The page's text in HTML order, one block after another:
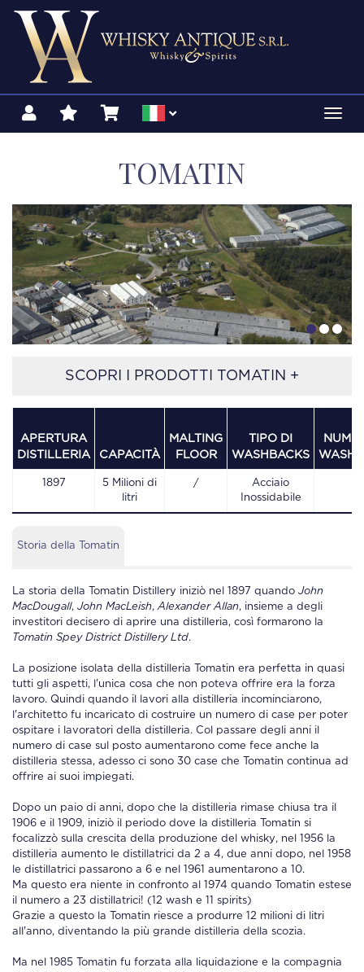
TOMATIN
SCOPRI I PRODOTTI TOMATIN +
APERTURA
DISTILLERIA
CAPACITÀ
MALTING
FLOOR
TIPO DI
WASHBACKS
1897
5 Milioni di
litri
/
Acciaio
Inossidabile
Storia della Tomatin
La storia della Tomatin Distillery iniziò nel 1897 quando John
MacDougall, John MacLeish, Alexander Allan, insieme a degli
investitori decisero di aprire una distilleria, così formarono la
Tomatin Spey District Distillery Ltd.
La posizione isolata della distilleria Tomatin era perfetta in quasi
tutti gli aspetti, l'unica cosa che non poteva offrire era la forza
lavoro. Quindi quando il lavori alla distilleria incominciarono,
l'architetto fu incaricato di costruire un numero di case per poter
ospitare i lavoratori della distilleria. Col passare degli anni il
numero di case sul posto aumentarono come fece anche la
distilleria stessa, adesso ci sono 30 case che Tomatin continua ad
offrire ai suoi impiegati.
Dopo un paio di anni, dopo che la distilleria rimase chiusa tra il
1906 e il 1909, iniziò il periodo dove la distilleria Tomatin si
focalizzò sulla crescita della produzione del whisky, nel 1956 la
distilleria aumento le distillatrici da 2 a 4, due anni dopo, nel 1958
le distillatrici passarono a 6 e nel 1961 aumentarono a 10.
Ma questo era niente in confronto al 1974 quando
Tomatin estese
il numero a 23 distillatrici! (12 wash e 11 spirits)
Grazie a questo la
Tomatin riesce a produrre 12 milioni di litri
all'anno, diventando la più grande distilleria della scozia.
Ma nel 1985 Tomatin fu forzata alla liquidazione e la compagnia